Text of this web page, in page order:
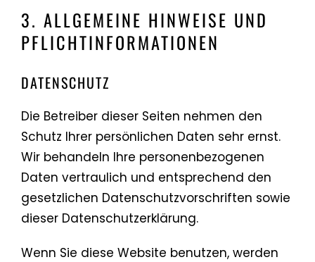
3. ALLGEMEINE HINWEISE UND
PFLICHT­INFORMATIONEN
DATENSCHUTZ
Die Betreiber dieser Seiten nehmen den
Schutz Ihrer persönlichen Daten sehr ernst.
Wir behandeln Ihre personenbezogenen
Daten vertraulich und entsprechend den
gesetzlichen Datenschutzvorschriften sowie
dieser Datenschutzerklärung.
Wenn Sie diese Website benutzen, werden